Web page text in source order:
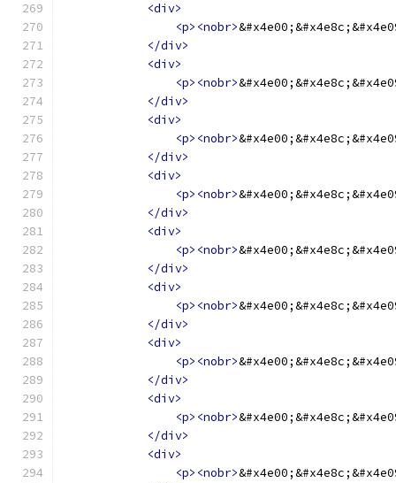
<div>
<p><nobr>
</div>
<div>
<p><nobr>
</div>
<div>
<p><nobr>
</div>
<div>
<p><nobr>
</div>
<div>
<p><nobr>
</div>
<div>
<p><nobr>
</div>
<div>
<p><nobr>
</div>
<div>
<p><nobr>
</div>
<div>
<p><nobr>